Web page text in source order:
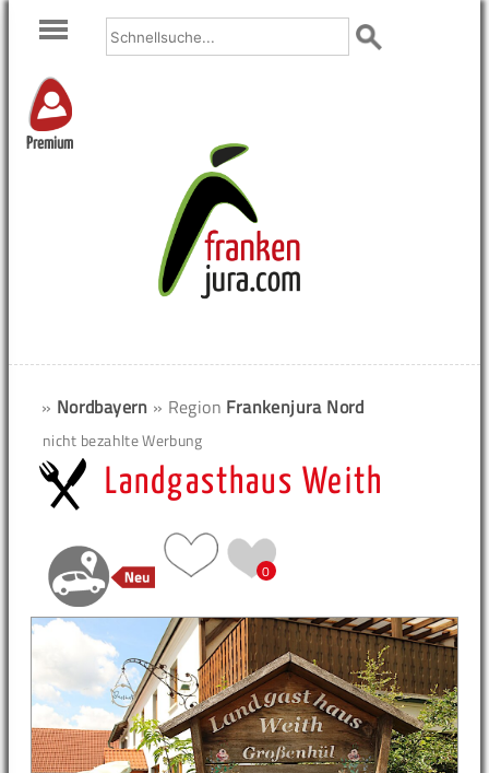
Premium
» Nordbayern » Region Frankenjura Nord
nicht bezahlte Werbung
Landgasthaus Weith
0